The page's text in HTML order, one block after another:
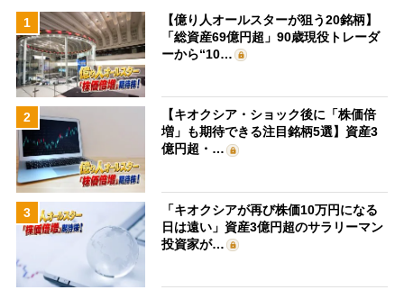
1
【億り人オールスターが狙う20銘柄】
「総資産69億円超」90歳現役トレーダ
ーから“10…
2
【キオクシア・ショック後に「株価倍
増」も期待できる注目銘柄5選】資産3
億円超・…
3
「キオクシアが再び株価10万円になる
日は遠い」資産3億円超のサラリーマン
投資家が…